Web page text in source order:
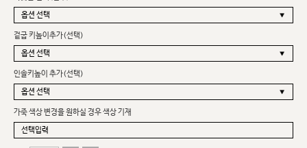
겉굽 키높이추가(선택)
인솔키높이 추가(선택)
가죽 색상 변경을 원하실 경우 색상 기재